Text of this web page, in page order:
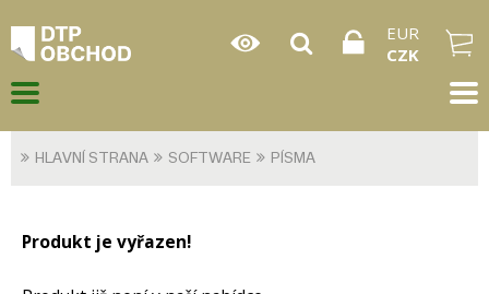
EUR
CZK
HLAVNÍ STRANA SOFTWARE PÍSMA
Produkt je vyřazen!